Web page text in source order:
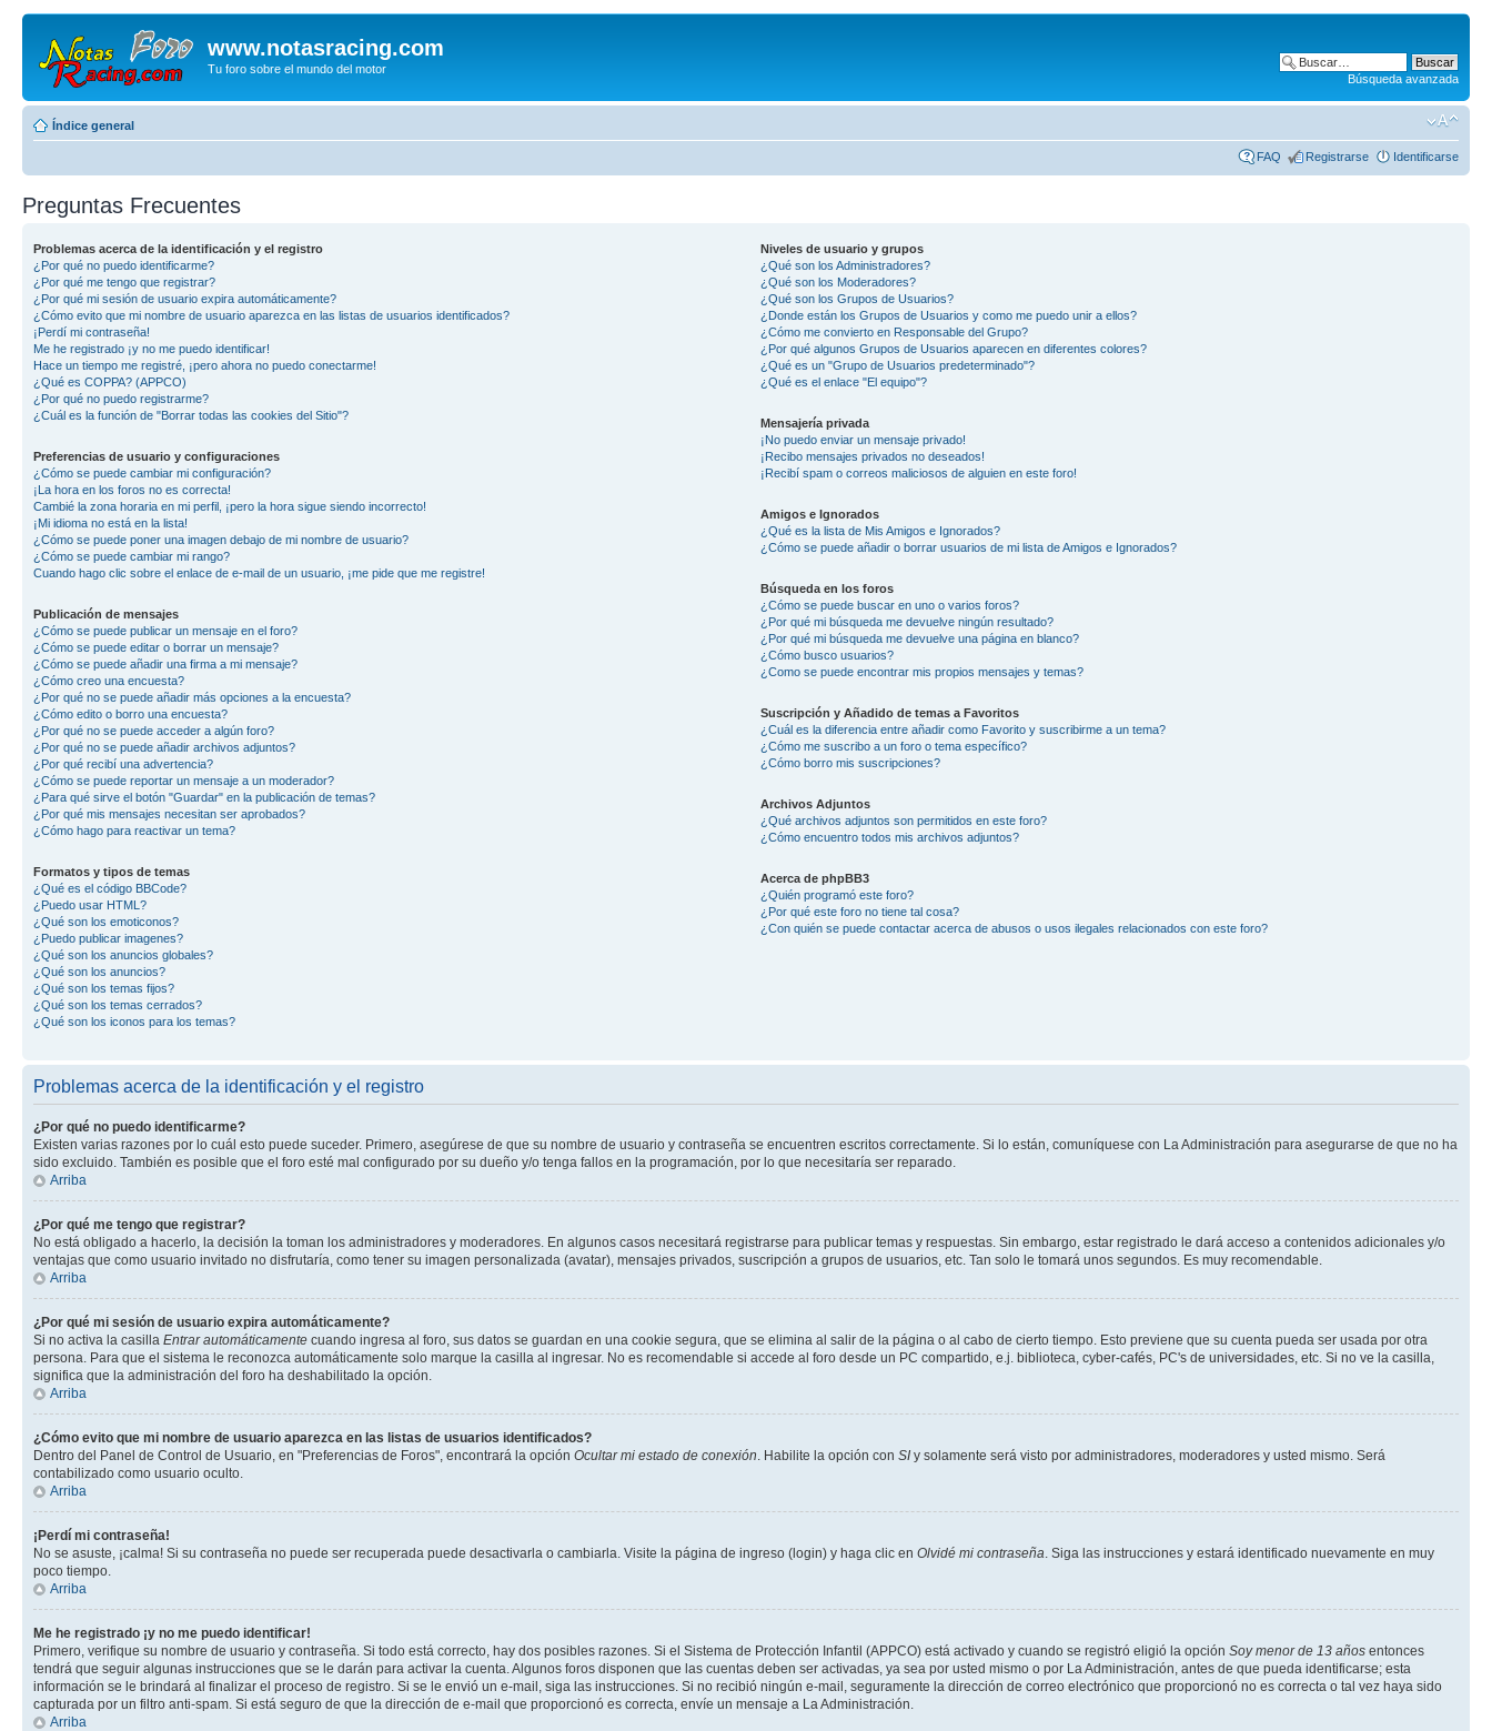
www.notasracing.com
Tu foro sobre el mundo del motor
Búsqueda avanzada
Índice general
FAQ Registrarse Identificarse
Preguntas Frecuentes
Problemas acerca de la identificación y el registro
¿Por qué no puedo identificarme?
¿Por qué me tengo que registrar?
¿Por qué mi sesión de usuario expira automáticamente?
¿Cómo evito que mi nombre de usuario aparezca en las listas de usuarios identificados?
¡Perdí mi contraseña!
Me he registrado ¡y no me puedo identificar!
Hace un tiempo me registré, ¡pero ahora no puedo conectarme!
¿Qué es COPPA? (APPCO)
¿Por qué no puedo registrarme?
¿Cuál es la función de "Borrar todas las cookies del Sitio"?
Preferencias de usuario y configuraciones
¿Cómo se puede cambiar mi configuración?
¡La hora en los foros no es correcta!
Cambié la zona horaria en mi perfil, ¡pero la hora sigue siendo incorrecto!
¡Mi idioma no está en la lista!
¿Cómo se puede poner una imagen debajo de mi nombre de usuario?
¿Cómo se puede cambiar mi rango?
Cuando hago clic sobre el enlace de e-mail de un usuario, ¡me pide que me registre!
Publicación de mensajes
¿Cómo se puede publicar un mensaje en el foro?
¿Cómo se puede editar o borrar un mensaje?
¿Cómo se puede añadir una firma a mi mensaje?
¿Cómo creo una encuesta?
¿Por qué no se puede añadir más opciones a la encuesta?
¿Cómo edito o borro una encuesta?
¿Por qué no se puede acceder a algún foro?
¿Por qué no se puede añadir archivos adjuntos?
¿Por qué recibí una advertencia?
¿Cómo se puede reportar un mensaje a un moderador?
¿Para qué sirve el botón "Guardar" en la publicación de temas?
¿Por qué mis mensajes necesitan ser aprobados?
¿Cómo hago para reactivar un tema?
Formatos y tipos de temas
¿Qué es el código BBCode?
¿Puedo usar HTML?
¿Qué son los emoticonos?
¿Puedo publicar imagenes?
¿Qué son los anuncios globales?
¿Qué son los anuncios?
¿Qué son los temas fijos?
¿Qué son los temas cerrados?
¿Qué son los iconos para los temas?
Niveles de usuario y grupos
¿Qué son los Administradores?
¿Qué son los Moderadores?
¿Qué son los Grupos de Usuarios?
¿Donde están los Grupos de Usuarios y como me puedo unir a ellos?
¿Cómo me convierto en Responsable del Grupo?
¿Por qué algunos Grupos de Usuarios aparecen en diferentes colores?
¿Qué es un "Grupo de Usuarios predeterminado"?
¿Qué es el enlace "El equipo"?
Mensajería privada
¡No puedo enviar un mensaje privado!
¡Recibo mensajes privados no deseados!
¡Recibí spam o correos maliciosos de alguien en este foro!
Amigos e Ignorados
¿Qué es la lista de Mis Amigos e Ignorados?
¿Cómo se puede añadir o borrar usuarios de mi lista de Amigos e Ignorados?
Búsqueda en los foros
¿Cómo se puede buscar en uno o varios foros?
¿Por qué mi búsqueda me devuelve ningún resultado?
¿Por qué mi búsqueda me devuelve una página en blanco?
¿Cómo busco usuarios?
¿Como se puede encontrar mis propios mensajes y temas?
Suscripción y Añadido de temas a Favoritos
¿Cuál es la diferencia entre añadir como Favorito y suscribirme a un tema?
¿Cómo me suscribo a un foro o tema específico?
¿Cómo borro mis suscripciones?
Archivos Adjuntos
¿Qué archivos adjuntos son permitidos en este foro?
¿Cómo encuentro todos mis archivos adjuntos?
Acerca de phpBB3
¿Quién programó este foro?
¿Por qué este foro no tiene tal cosa?
¿Con quién se puede contactar acerca de abusos o usos ilegales relacionados con este foro?
Problemas acerca de la identificación y el registro
¿Por qué no puedo identificarme?
Existen varias razones por lo cuál esto puede suceder. Primero, asegúrese de que su nombre de usuario y contraseña se encuentren escritos correctamente. Si lo están, comuníquese con La Administración para asegurarse de que no ha
sido excluido. También es posible que el foro esté mal configurado por su dueño y/o tenga fallos en la programación, por lo que necesitaría ser reparado.
Arriba
¿Por qué me tengo que registrar?
No está obligado a hacerlo, la decisión la toman los administradores y moderadores. En algunos casos necesitará registrarse para publicar temas y respuestas. Sin embargo, estar registrado le dará acceso a contenidos adicionales y/o
ventajas que como usuario invitado no disfrutaría, como tener su imagen personalizada (avatar), mensajes privados, suscripción a grupos de usuarios, etc. Tan solo le tomará unos segundos. Es muy recomendable.
Arriba
¿Por qué mi sesión de usuario expira automáticamente?
Si no activa la casilla Entrar automáticamente cuando ingresa al foro, sus datos se guardan en una cookie segura, que se elimina al salir de la página o al cabo de cierto tiempo. Esto previene que su cuenta pueda ser usada por otra
persona. Para que el sistema le reconozca automáticamente solo marque la casilla al ingresar. No es recomendable si accede al foro desde un PC compartido, e.j. biblioteca, cyber-cafés, PC's de universidades, etc. Si no ve la casilla,
significa que la administración del foro ha deshabilitado la opción.
Arriba
¿Cómo evito que mi nombre de usuario aparezca en las listas de usuarios identificados?
Dentro del Panel de Control de Usuario, en "Preferencias de Foros", encontrará la opción Ocultar mi estado de conexión . Habilite la opción con SI y solamente será visto por administradores, moderadores y usted mismo. Será
contabilizado como usuario oculto.
Arriba
¡Perdí mi contraseña!
No se asuste, ¡calma! Si su contraseña no puede ser recuperada puede desactivarla o cambiarla. Visite la página de ingreso (login) y haga clic en Olvidé mi contraseña . Siga las instrucciones y estará identificado nuevamente en muy
poco tiempo.
Arriba
Me he registrado ¡y no me puedo identificar!
Primero, verifique su nombre de usuario y contraseña. Si todo está correcto, hay dos posibles razones. Si el Sistema de Protección Infantil (APPCO) está activado y cuando se registró eligió la opción Soy menor de 13 años entonces
tendrá que seguir algunas instrucciones que se le darán para activar la cuenta. Algunos foros disponen que las cuentas deben ser activadas, ya sea por usted mismo o por La Administración, antes de que pueda identificarse; esta
información se le brindará al finalizar el proceso de registro. Si se le envió un e-mail, siga las instrucciones. Si no recibió ningún e-mail, seguramente la dirección de correo electrónico que proporcionó no es correcta o tal vez haya sido
capturada por un filtro anti-spam. Si está seguro de que la dirección de e-mail que proporcionó es correcta, envíe un mensaje a La Administración.
Arriba